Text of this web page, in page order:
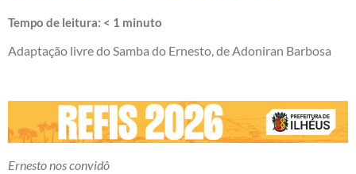
Tempo de leitura: < 1 minuto
Adaptação livre do Samba do Ernesto, de Adoniran Barbosa
Ernesto nos convidô